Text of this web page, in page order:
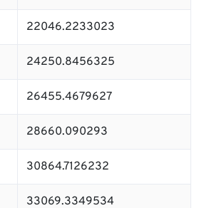
22046.2233023
24250.8456325
26455.4679627
28660.090293
30864.7126232
33069.3349534